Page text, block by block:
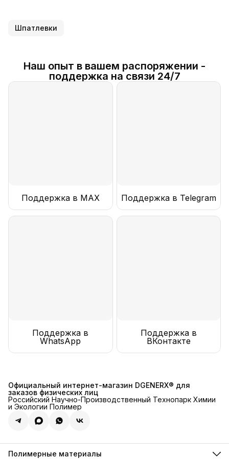
Шпатлевки
Наш опыт в вашем распоряжении -
поддержка на связи 24/7
Поддержка в MAX Поддержка в Telegram
Поддержка в
WhatsApp
Поддержка в
ВКонтакте
Официальный интернет-магазин DGENERX® для
заказов физических лиц
Российский Научно-Производственный Технопарк Химии
и Экологии Полимер
Полимерные материалы